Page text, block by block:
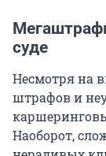
суде
Несмотря на
штрафов и
Наоборот,